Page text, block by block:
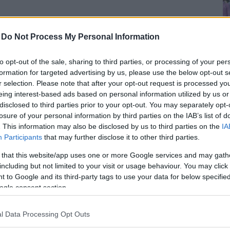
Do Not Process My Personal Information
opt-out of the sale, sharing to third parties, or processing of your
for targeted advertising by us, please use the below opt-out
selection. Please note that after your opt-out request is processed
interest-based ads based on personal information utilized by us
to third parties prior to your opt-out. You may separately
of your personal information by third parties on the IAB’s list of
This information may also be disclosed by us to third parties on the
Participants that may further disclose it to other third parties.
that this website/app uses one or more Google services and may
but not limited to your visit or usage behaviour. You may
to Google and its third-party tags to use your data for below
consent section.
Data Processing Opt Outs
the sheets?
färskpressade citronjuicen och is i en shaker
lämna isen i shakern
prostituerade)